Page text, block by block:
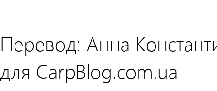
Перевод: Анна
для CarpBlog.com.ua